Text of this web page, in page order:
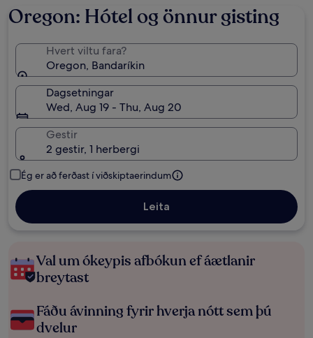
Oregon: Hótel og önnur gisting
Hvert viltu fara?
Oregon, Bandaríkin
Dagsetningar
Wed, Aug 19 - Thu, Aug 20
Gestir
2 gestir, 1 herbergi
Ég er að ferðast í viðskiptaerindum
Leita
Val um ókeypis afbókun ef áætlanir
breytast
Fáðu ávinning fyrir hverja nótt sem þú
dvelur